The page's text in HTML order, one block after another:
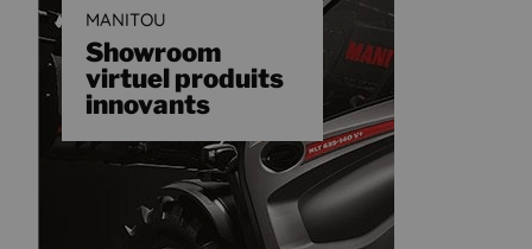
MANITOU
Showroom
virtuel produits
innovants